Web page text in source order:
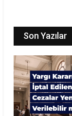
Son Yazılar